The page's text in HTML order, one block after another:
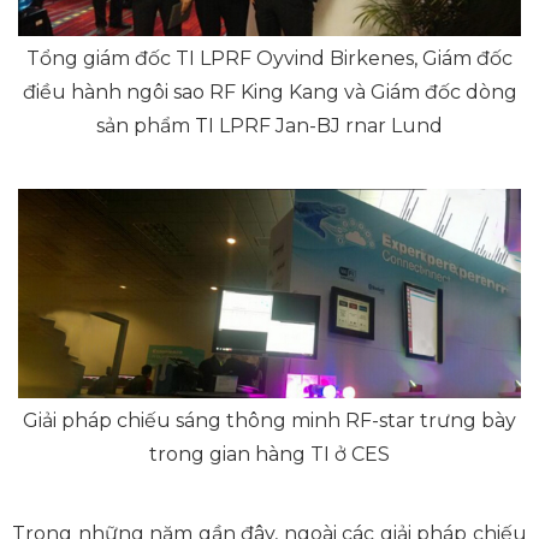
Tổng giám đốc TI LPRF Oyvind Birkenes, Giám đốc
điều hành ngôi sao RF King Kang và Giám đốc dòng
sản phẩm TI LPRF Jan-BJ rnar Lund
Giải pháp chiếu sáng thông minh RF-star trưng bày
trong gian hàng TI ở CES
Trong những năm gần đây, ngoài các giải pháp chiếu